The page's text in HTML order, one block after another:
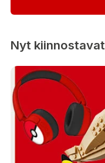
Nyt kiinnostavat